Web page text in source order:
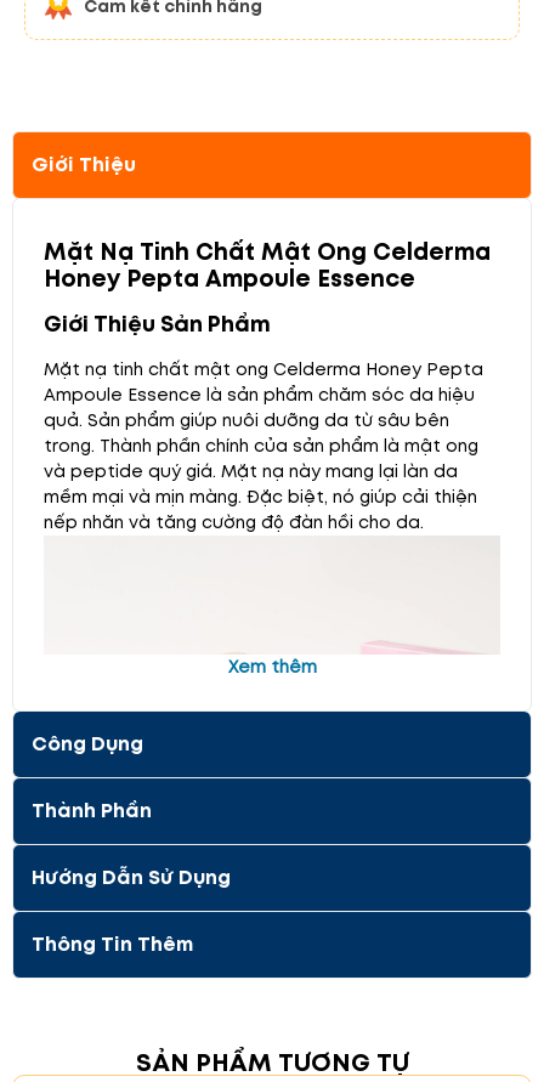
Cam kết chính hãng
Giới Thiệu
Mặt Nạ Tinh Chất Mật Ong Celderma
Honey Pepta Ampoule Essence
Giới Thiệu Sản Phẩm
Mặt nạ tinh chất mật ong Celderma Honey Pepta
Ampoule Essence là sản phẩm chăm sóc da hiệu
quả. Sản phẩm giúp nuôi dưỡng da từ sâu bên
trong. Thành phần chính của sản phẩm là mật ong
và peptide quý giá. Mặt nạ này mang lại làn da
mềm mại và mịn màng. Đặc biệt, nó giúp cải thiện
nếp nhăn và tăng cường độ đàn hồi cho da.
Chiết Xuất Mật Ong: Mật ong dưỡng ẩm sâu,
Xem thêm
Công Dụng
Thành Phần
Hướng Dẫn Sử Dụng
Thông Tin Thêm
SẢN PHẨM TƯƠNG TỰ